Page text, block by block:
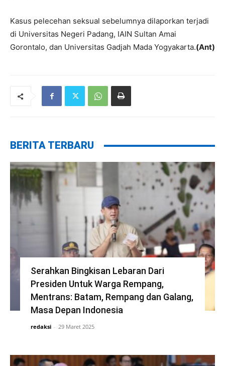
Kasus pelecehan seksual sebelumnya dilaporkan terjadi
di Universitas Negeri Padang, IAIN Sultan Amai
Gorontalo, dan Universitas Gadjah Mada Yogyakarta.(Ant)
BERITA TERBARU
Serahkan Bingkisan Lebaran Dari
Presiden Untuk Warga Rempang,
Mentrans: Batam, Rempang dan Galang,
Masa Depan Indonesia
redaksi - 29 Maret 2025